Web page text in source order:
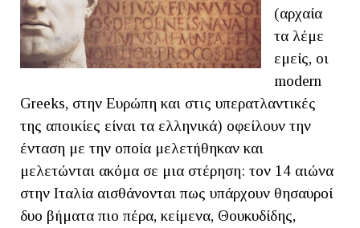
(αρχαία
τα λέμε
εμείς, οι
modern
Greeks, στην Ευρώπη και στις υπερατλαντικές
της αποικίες είναι τα ελληνικά) οφείλουν την
ένταση με την οποία μελετήθηκαν και
μελετώνται ακόμα σε μια στέρηση: τον 14 αιώνα
στην Ιταλία αισθάνονται πως υπάρχουν θησαυροί
δυο βήματα πιο πέρα, κείμενα, Θουκυδίδης,